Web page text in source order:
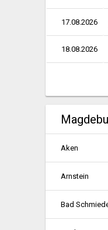
17.08.2026
18.08.2026
Aken
Arnstein